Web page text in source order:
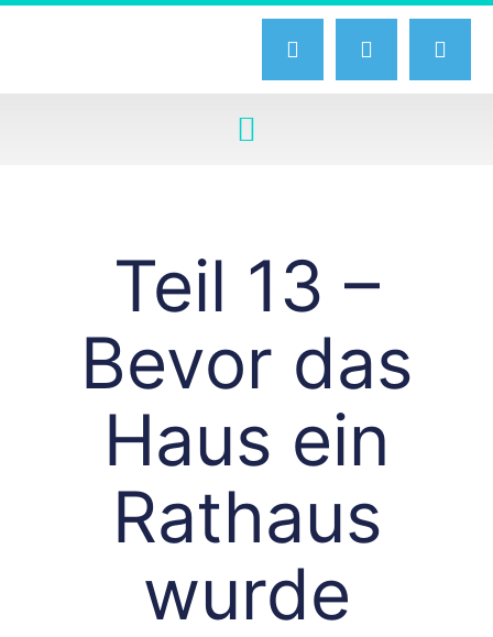
Teil 13 –
Bevor das
Haus ein
Rathaus
wurde